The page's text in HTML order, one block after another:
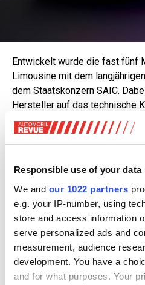
Responsible use of your data
We and our 1022 partners
e.g. your IP-number, using
store and access information
serve personalized ads and
measurement, audience
development. You have a
and for what purposes. Your
Entwickelt wurde die fast fünf
Limousine mit dem
dem Staatskonzern SAIC.
Hersteller auf das technische
Bereich des Elektroantriebs
Das Konzeptfahrzeug bietet
Optisch auffällig und CI der
dass das klassische
fehlt. Dafür prankt ein grosser
Schriftzug in Grossbuchstaben
Mit einer Länge von 4870
1990 Millimetern und einer